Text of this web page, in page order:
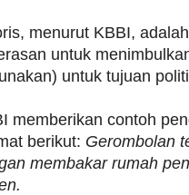
menurut KBBI,
untuk
untuk tujuan
memberikan contoh
berikut: Gerombolan
membakar rumah